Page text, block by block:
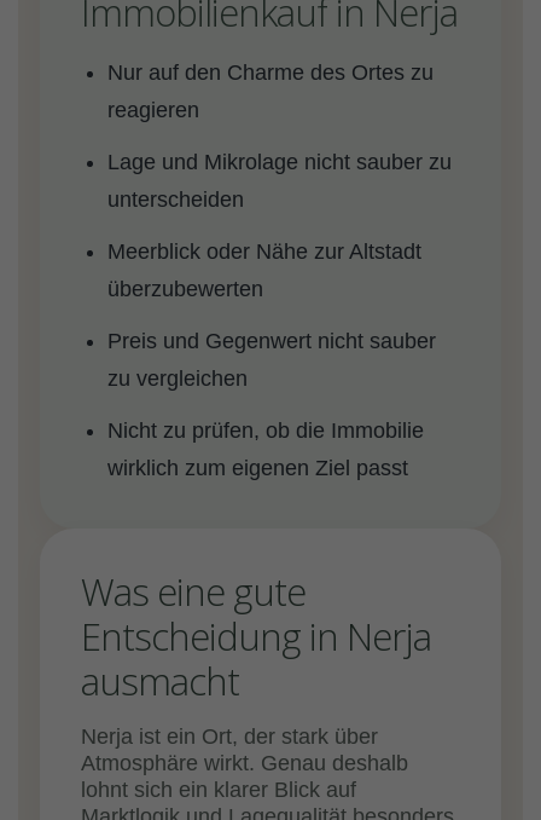
Immobilienkauf in Nerja
Nur auf den Charme des Ortes zu
reagieren
Lage und Mikrolage nicht sauber zu
unterscheiden
Meerblick oder Nähe zur Altstadt
überzubewerten
Preis und Gegenwert nicht sauber
zu vergleichen
Nicht zu prüfen, ob die Immobilie
wirklich zum eigenen Ziel passt
Was eine gute
Entscheidung in Nerja
ausmacht
Nerja ist ein Ort, der stark über
Atmosphäre wirkt. Genau deshalb
lohnt sich ein klarer Blick auf